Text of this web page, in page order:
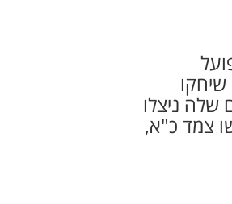
והשבוע הביסה 0-12 את הפועל
שלה ניצלו
צמד כ"א,